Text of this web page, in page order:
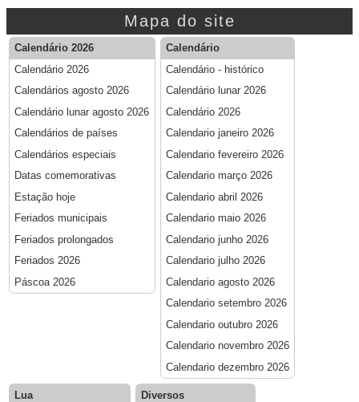
Mapa do site
Calendário 2026
Calendário 2026
Calendários agosto 2026
Calendário lunar agosto 2026
Calendários de países
Calendários especiais
Datas comemorativas
Estação hoje
Feriados municipais
Feriados prolongados
Feriados 2026
Páscoa 2026
Calendário
Calendário - histórico
Calendário lunar 2026
Calendário 2026
Calendario janeiro 2026
Calendario fevereiro 2026
Calendario março 2026
Calendario abril 2026
Calendario maio 2026
Calendario junho 2026
Calendario julho 2026
Calendario agosto 2026
Calendario setembro 2026
Calendario outubro 2026
Calendario novembro 2026
Calendario dezembro 2026
Lua
Diversos